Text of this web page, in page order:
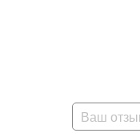
Ваш